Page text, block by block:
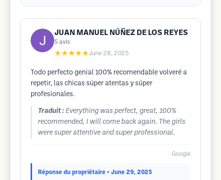
JUAN MANUEL NÚÑEZ DE LOS REYES
5 avis
★★★★★June 28, 2025
Todo perfecto genial 100% recomendable volveré a
repetir, las chicas súper atentas y súper
profesionales.
Traduit : Everything was perfect, great, 100%
recommended, I will come back again. The girls
were super attentive and super professional.
Google
Réponse du propriétaire • June 29, 2025